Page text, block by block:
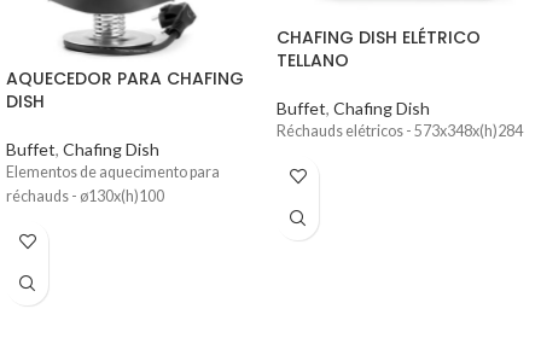
AQUECEDOR PARA CHAFING
DISH
Buffet, Chafing Dish
Elementos de aquecimento para
réchauds - ø130x(h)100
CHAFING DISH ELÉTRICO
TELLANO
Buffet, Chafing Dish
Réchauds elétricos - 573x348x(h)284